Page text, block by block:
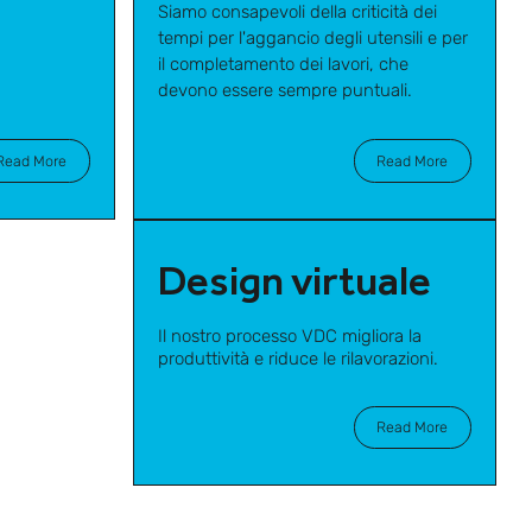
More
Siamo consapevoli della criticità dei
tempi per l'aggancio degli utensili e per
il completamento dei lavori, che
devono essere sempre puntuali.
Read More
Design virtuale
Il nostro processo VDC migliora la
produttività e riduce le rilavorazioni.
Read More